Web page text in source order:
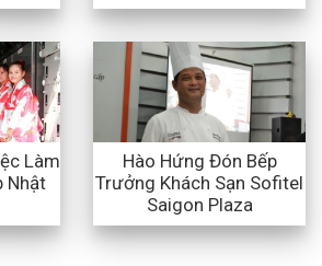
Làm
Nhật
Hào Hứng Đón Bếp
Trưởng Khách Sạn Sofitel
Saigon Plaza